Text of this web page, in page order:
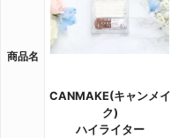
商品名
CANMAKE(キャンメイ
ク)
ハイライター